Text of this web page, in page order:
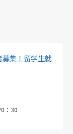
集！留学生就
：30